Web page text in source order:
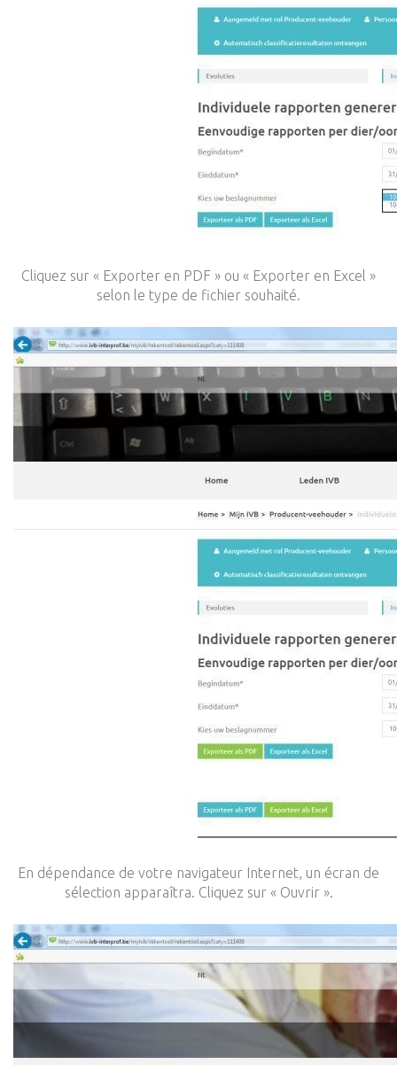
Cliquez sur « Exporter en PDF » ou « Exporter en Excel »
selon le type de fichier souhaité.
En dépendance de votre navigateur Internet, un écran de
sélection apparaîtra. Cliquez sur « Ouvrir ».